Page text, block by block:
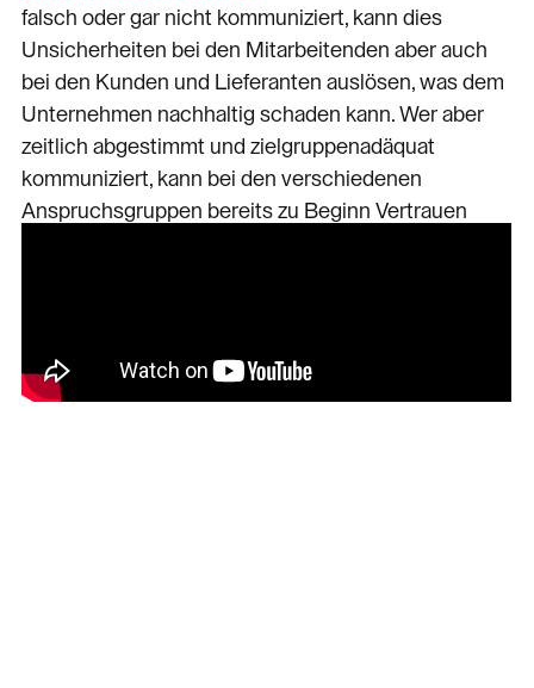
falsch oder gar nicht kommuniziert, kann dies
Unsicherheiten bei den Mitarbeitenden aber auch
bei den Kunden und Lieferanten auslösen, was dem
Unternehmen nachhaltig schaden kann. Wer aber
zeitlich abgestimmt und zielgruppenadäquat
kommuniziert, kann bei den verschiedenen
Anspruchsgruppen bereits zu Beginn Vertrauen